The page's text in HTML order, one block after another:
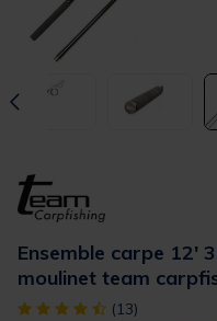
Ensemble carpe 12'
moulinet team
[object Object] out of 5
(13)